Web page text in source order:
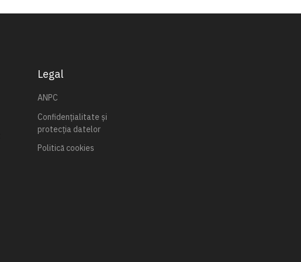
Legal
ANPC
Confidențialitate și
protecția datelor
Politică cookies